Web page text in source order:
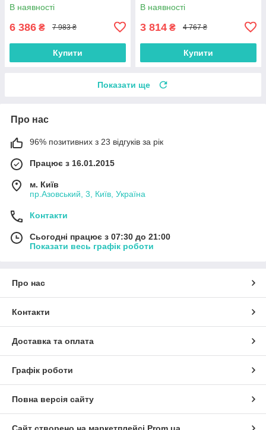
В наявності
6 386 ₴ 7 983 ₴
Купити
В наявності
3 814 ₴ 4 767 ₴
Купити
Показати ще
Про нас
96% позитивних з 23 відгуків за рік
Працює з 16.01.2015
м. Київ
пр.Азовський, 3, Київ, Україна
Контакти
Сьогодні працює з 07:30 до 21:00
Показати весь графік роботи
Про нас
Контакти
Доставка та оплата
Графік роботи
Повна версія сайту
Сайт створено на маркетплейсі Prom.ua